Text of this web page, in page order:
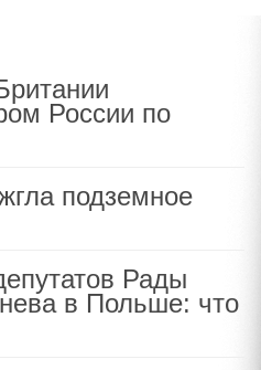
России по
подземное
Рады
в Польше: что